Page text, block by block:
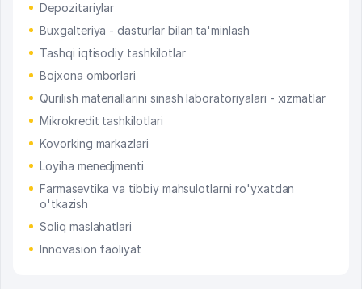
Depozitariylar
Buxgalteriya - dasturlar bilan ta'minlash
Tashqi iqtisodiy tashkilotlar
Bojxona omborlari
Qurilish materiallarini sinash laboratoriyalari - xizmatlar
Mikrokredit tashkilotlari
Kovorking markazlari
Loyiha menedjmenti
Farmasevtika va tibbiy mahsulotlarni ro'yxatdan
o'tkazish
Soliq maslahatlari
Innovasion faoliyat